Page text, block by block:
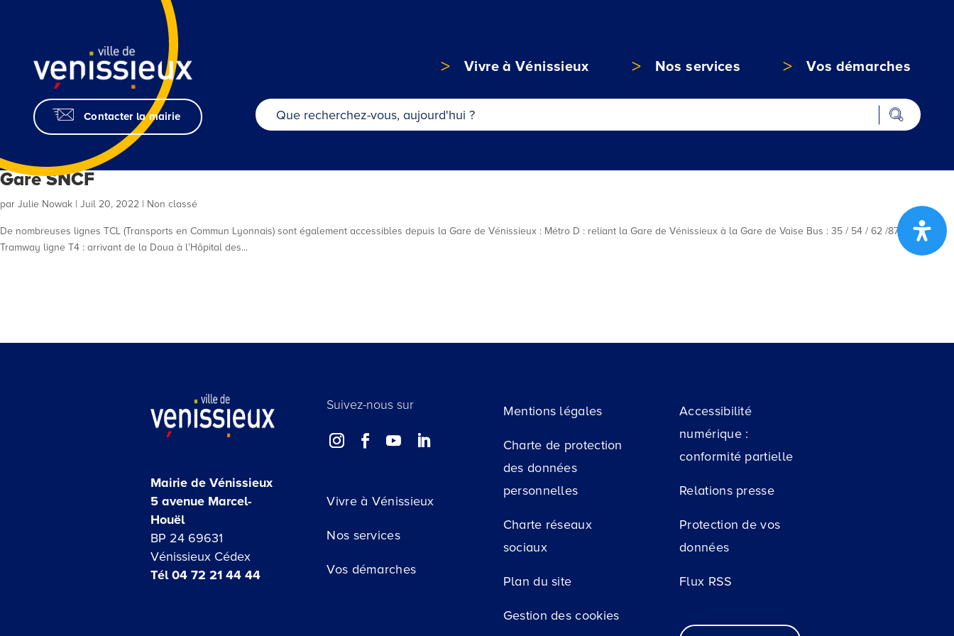
Vivre à Vénissieux Nos services Vos démarches
Contacter la mairie
Gare SNCF
par Julie Nowak | Juil 20, 2022 | Non classé
De nombreuses lignes TCL (Transports en Commun Lyonnais) sont également accessibles depuis la Gare de Vénissieux : Métro D : reliant la Gare de Vénissieux à la Gare de Vaise Bus : 35 / 54 / 62 /87 / 93 / Zi1
Tramway ligne T4 : arrivant de la Doua à l’Hôpital des...
Mairie de Vénissieux
5 avenue Marcel-
Houël
BP 24 69631
Vénissieux Cédex
Tél 04 72 21 44 44
Suivez-nous sur
Vivre à Vénissieux
Nos services
Vos démarches
Mentions légales
Charte de protection
des données
personnelles
Charte réseaux
sociaux
Plan du site
Gestion des cookies
Accessibilité
numérique :
conformité partielle
Relations presse
Protection de vos
données
Flux RSS